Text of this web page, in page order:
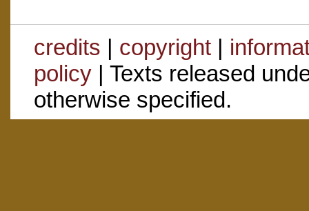
credits | copyright|
policy| Texts released
otherwise specified.